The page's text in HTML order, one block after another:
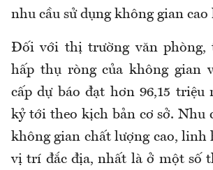
nhu cầu sử dụng không gian cao
Đối với thị trường văn phòng,
hấp thụ ròng của không gian
cấp dự báo đạt hơn 96,15 triệu
kỷ tới theo kịch bản cơ sở. Nhu
không gian chất lượng cao, linh
vị trí đắc địa, nhất là ở một số